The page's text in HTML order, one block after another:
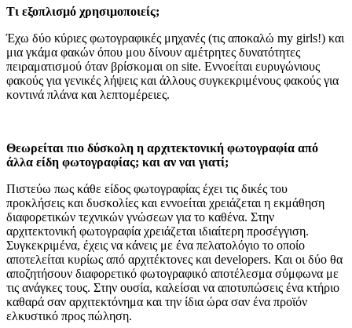
Τι εξοπλισμό χρησιμοποιείς;
Έχω δύο κύριες φωτογραφικές μηχανές (τις αποκαλώ my girls!) και
μια γκάμα φακών όπου μου δίνουν αμέτρητες δυνατότητες
πειραματισμού όταν βρίσκομαι on site. Εννοείται ευρυγώνιους
φακούς για γενικές λήψεις και άλλους συγκεκριμένους φακούς για
κοντινά πλάνα και λεπτομέρειες.
Θεωρείται πιο δύσκολη η αρχιτεκτονική φωτογραφία από
άλλα είδη φωτογραφίας; και αν ναι γιατί;
Πιστεύω πως κάθε είδος φωτογραφίας έχει τις δικές του
προκλήσεις και δυσκολίες και εννοείται χρειάζεται η εκμάθηση
διαφορετικών τεχνικών γνώσεων για το καθένα. Στην
αρχιτεκτονική φωτογραφία χρειάζεται ιδιαίτερη προσέγγιση.
Συγκεκριμένα, έχεις να κάνεις με ένα πελατολόγιο το οποίο
αποτελείται κυρίως από αρχιτέκτονες και developers. Και οι δύο θα
αποζητήσουν διαφορετικό φωτογραφικό αποτέλεσμα σύμφωνα με
τις ανάγκες τους. Στην ουσία, καλείσαι να αποτυπώσεις ένα κτήριο
καθαρά σαν αρχιτεκτόνημα και την ίδια ώρα σαν ένα προϊόν
ελκυστικό προς πώληση.